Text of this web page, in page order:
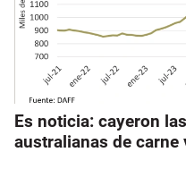
Es noticia: cayeron
australianas de carne